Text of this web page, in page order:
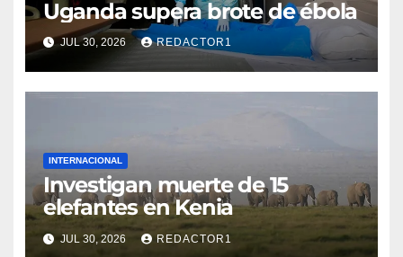
Uganda supera brote de ébola
JUL 30, 2026 REDACTOR1
INTERNACIONAL
Investigan muerte de 15
elefantes en Kenia
JUL 30, 2026 REDACTOR1